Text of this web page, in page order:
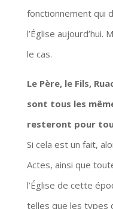
fonctionnement qui
l’Église aujourd’hui.
le cas.
Le Père, le Fils,
sont tous les
resteront pour
Si cela est un fait,
Actes, ainsi que
l’Église de cette
telles que les types